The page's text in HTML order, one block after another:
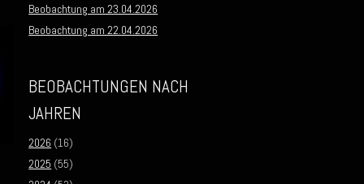
Beobachtung am 23.04.2026
Beobachtung am 22.04.2026
BEOBACHTUNGEN NACH
JAHREN
2026 (16)
2025 (55)